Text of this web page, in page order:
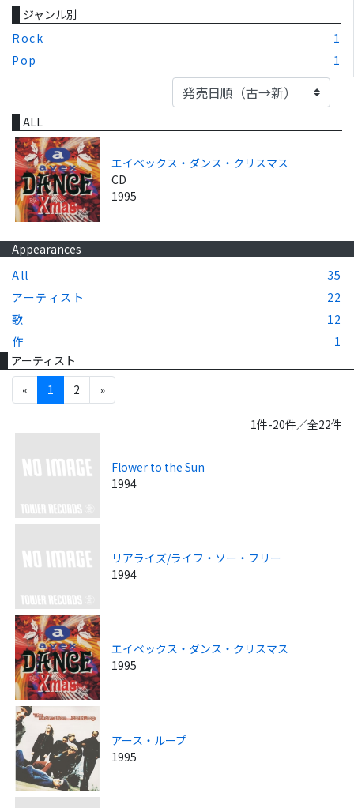
ジャンル別
Rock
1
Pop
1
ALL
エイベックス・ダンス・クリスマス
CD
1995
Appearances
All
35
アーティスト
22
歌
12
作
1
アーティスト
«
1 2 »
1件-20件／全22件
Flower to the Sun
1994
リアライズ/ライフ・ソー・フリー
1994
エイベックス・ダンス・クリスマス
1995
アース・ループ
1995